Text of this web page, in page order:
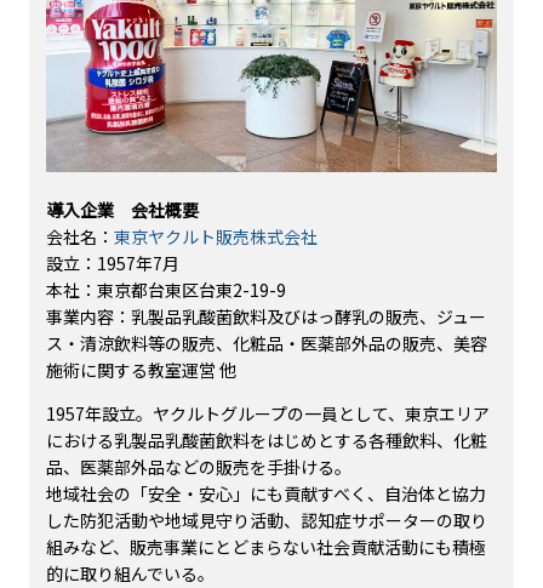
導入企業 会社概要
会社名： 東京ヤクルト販売株式会社
設立：1957年7月
本社：東京都台東区台東2-19-9
事業内容：乳製品乳酸菌飲料及びはっ酵乳の販売、ジュー
ス・清涼飲料等の販売、化粧品・医薬部外品の販売、美容
施術に関する教室運営 他
1957年設立。ヤクルトグループの一員として、東京エリア
における乳製品乳酸菌飲料をはじめとする各種飲料、化粧
品、医薬部外品などの販売を手掛ける。
地域社会の「安全・安心」にも貢献すべく、自治体と協力
した防犯活動や地域見守り活動、認知症サポーターの取り
組みなど、販売事業にとどまらない社会貢献活動にも積極
的に取り組んでいる。